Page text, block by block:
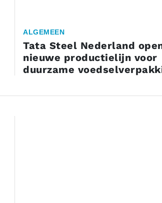
ALGEMEEN
Tata Steel Nederland
nieuwe productielijn voor
duurzame